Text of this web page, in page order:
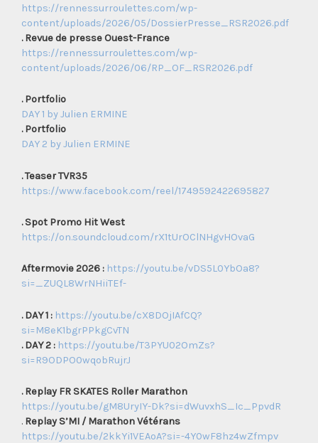
https://rennessurroulettes.com/wp-
content/uploads/2026/05/DossierPresse_RSR2026.pdf
. Revue de presse Ouest-France
https://rennessurroulettes.com/wp-
content/uploads/2026/06/RP_OF_RSR2026.pdf
. Portfolio
DAY 1 by Julien ERMINE
. Portfolio
DAY 2 by Julien ERMINE
. Teaser TVR35
https://www.facebook.com/reel/1749592422695827
. Spot Promo Hit West
https://on.soundcloud.com/rX1tUrOClNHgvHOvaG
Aftermovie 2026 : https://youtu.be/vDS5L0YbOa8?
si=_ZUQL8WrNHiiTEf-
. DAY 1 : https://youtu.be/cX8DOjIAfCQ?
si=M8eK1bgrPPkgCvTN
. DAY 2 : https://youtu.be/T3PYU02OmZs?
si=R9ODPO0wqobRujrJ
. Replay FR SKATES Roller Marathon
https://youtu.be/gM8UryIY-Dk?si=dWuvxhS_Ic_PpvdR
. Replay S’MI / Marathon Vétérans
https://youtu.be/2kkYi1VEAoA?si=-4Y0wF8hz4wZfmpv